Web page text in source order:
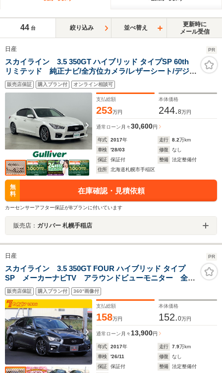
44 台 絞り込み 並べ替え
更新時に
メール受信
日産 PR
スカイライン 3.5 350GT ハイブリッド タイプSP 60th
リミテッド 純正ナビ/全方位カメラ/レザーシート/デジタ
ルインナーミラー/追従クルーズコントロール/レーンキー
プアシスト/衝突被害軽減ブレーキ/BSM/横滑り防止装置/
インテリジェントペダル/ローダウン/ETC
販売店保証 購入プラン付 オンライン相談可
支払総額
253万円
本体価格
244.8万円
通常ローン 月々30,600円
年式 2017年 走行 8.2万km
車検
'28/03 修復
なし
保証
保証付 整備
法定整備付
住所
北海道札幌市手稲区
無
料
在庫確認・見積依頼
カーセンサーアフター保証がBプランに付いています
販売店： ガリバー 札幌手稲店
日産 PR
スカイライン 3.5 350GT FOUR ハイブリッド タイプ
SP メーカーナビTV アラウンドビューモニター 全方
位運転支援システム 黒本革 パドルシフト ビジョン
サポートPKG ETC レーダークルコン ハイビームア
シスト シートヒーター メモリー付パワーシート
販売店保証 購入プラン付 360°画像付
支払総額
158万円
本体価格
152.0万円
通常ローン 月々13,900円
年式 2017年 走行 7.9万km
車検
'26/11 修復
なし
保証
保証付 整備
法定整備付